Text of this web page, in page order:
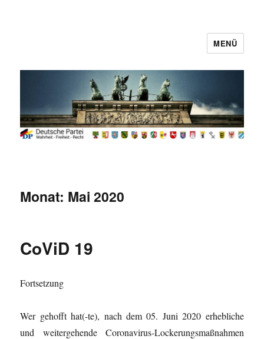
MENÜ
Monat: Mai 2020
CoViD 19
Fortsetzung
Wer gehofft hat(-te), nach dem 05. Juni 2020 erhebliche
und weitergehende Coronavirus-Lockerungsmaßnahmen